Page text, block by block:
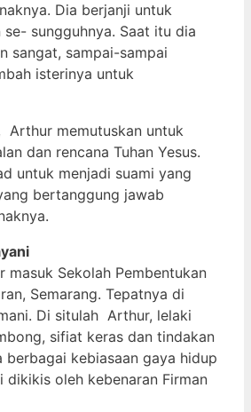
Dia berjanji untuk
sungguhnya. Saat itu dia
sangat, sampai-sampai
isterinya untuk
Arthur memutuskan untuk
dan rencana Tuhan Yesus.
untuk menjadi suami yang
bertanggung jawab
Sekolah Pembentukan
Semarang. Tepatnya di
Di situlah Arthur, lelaki
sifiat keras dan tindakan
berbagai kebiasaan gaya hidup
dikikis oleh kebenaran Firman